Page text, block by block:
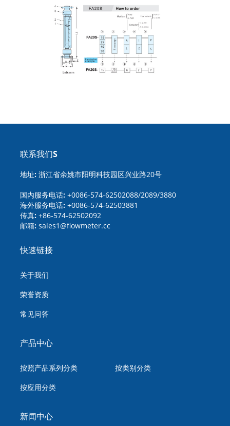
联系我们S
地址: 浙江省余姚市阳明科技园区兴业路20号
国内服务电话: +0086-574-62502088/2089/3880
海外服务电话: +0086-574-62503881
传真: +86-574-62502092
邮箱: sales1@flowmeter.cc
快速链接
关于我们
荣誉资质
常见问答
产品中心
按照产品系列分类
按类别分类
按应用分类
新闻中心